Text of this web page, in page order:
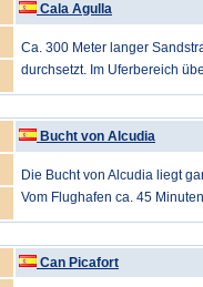
Cala Agulla
Ca. 300 Meter langer
durchsetzt. Im Uferbereich
Bucht von Alcudia
Die Bucht von Alcudia liegt
Vom Flughafen ca. 45
Can Picafort